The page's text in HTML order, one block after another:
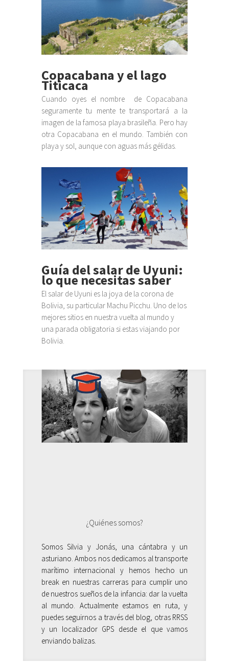
Copacabana y el lago
Titicaca
Cuando oyes el nombre de Copacabana
seguramente tu mente te transportará a la
imagen de la famosa playa brasileña. Pero hay
otra Copacabana en el mundo. También con
playa y sol, aunque con aguas más gélidas.
Guía del salar de Uyuni:
lo que necesitas saber
El salar de Uyuni es la joya de la corona de
Bolivia, su particular Machu Picchu. Uno de los
mejores sitios en nuestra vuelta al mundo y
una parada obligatoria si estas viajando por
Bolivia.
¿Quiénes somos?
Somos Silvia y Jonás, una cántabra y un
asturiano. Ambos nos dedicamos al transporte
marítimo internacional y hemos hecho un
break en nuestras carreras para cumplir uno
de nuestros sueños de la infancia: dar la vuelta
al mundo. Actualmente estamos en ruta, y
puedes seguirnos a través del blog, otras RRSS
y un localizador GPS desde el que vamos
enviando balizas.